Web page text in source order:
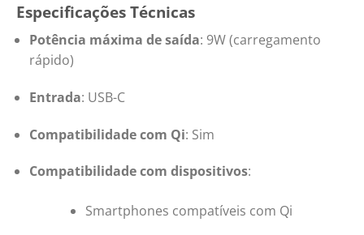
Especificações Técnicas
Potência máxima de saída: 9W (carregamento
rápido)
Entrada: USB-C
Compatibilidade com Qi: Sim
Compatibilidade com dispositivos:
Smartphones compatíveis com Qi